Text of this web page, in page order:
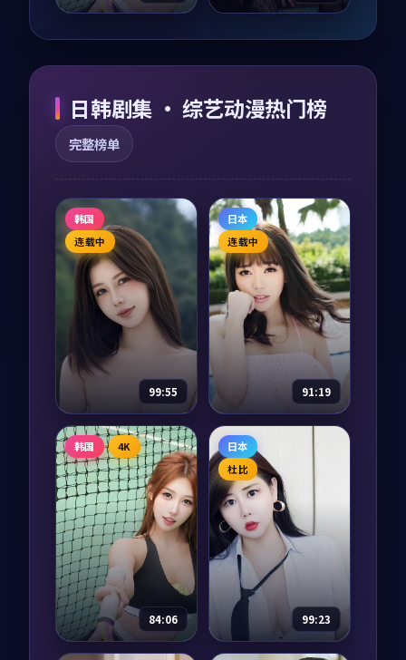
霓虹失序
纪录片 2019
霓虹失序是一部以爱
情为核心的影视作
品，围绕危机、反转
与人物成长展开，整
体节奏紧凑，值得推
荐观看。
零号迷雾·纪念
电影 2023
等
机、反转与人物成长
展开，整体节奏紧
凑，值得推荐观看。
65,715 9.5 爱情
日韩剧集 · 综艺动漫热门榜
完整榜单
韩国
连载中
99:55
风暴玩家
电影 2019
主演：刘亦菲、沈腾
等
风暴玩家是一部以战
争为核心的影视作
品，围绕危机、反转
与人物成长展开，整
体节奏紧凑，值得推
荐观看。
97,795 7.7 战争
日本
连载中
91:19
异境追缉·典藏
电影 2021
主演：黄渤、周迅 等
异境追缉·典藏是一
部以喜剧为核心的影
视作品，围绕危机、
反转与人物成长展
开，整体节奏紧凑，
值得推荐观看。
97,774 8.6 喜剧
韩国 4K
84:06
日本
杜比
99:23